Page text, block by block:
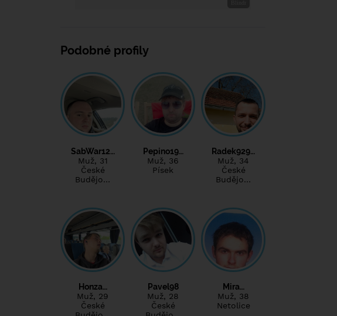
Podobné profily
SabWar12…
Muž, 31
České
Budějo…
Pepino19…
Muž, 36
Písek
Radek929…
Muž, 34
České
Budějo…
Honza…
Muž, 29
České
Pavel98
Muž, 28
České
Mira…
Muž, 38
Netolice